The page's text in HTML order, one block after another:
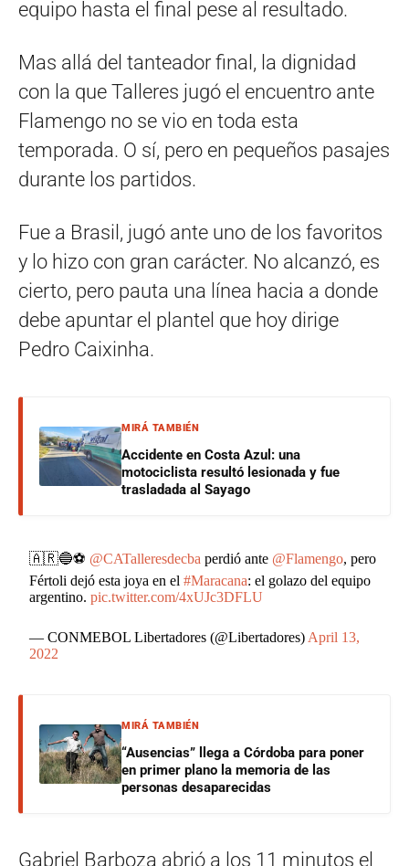
equipo hasta el final pese al resultado.
Mas allá del tanteador final, la dignidad
con la que Talleres jugó el encuentro ante
Flamengo no se vio en toda esta
temporada. O sí, pero en pequeños pasajes
durante los partidos.
Fue a Brasil, jugó ante uno de los favoritos
y lo hizo con gran carácter. No alcanzó, es
cierto, pero pauta una línea hacia a donde
debe apuntar el plantel que hoy dirige
Pedro Caixinha.
MIRÁ TAMBIÉN
Accidente en Costa Azul: una
motociclista resultó lesionada y fue
trasladada al Sayago
🇦🇷🔵⚽ @CATalleresdecba perdió ante @Flamengo, pero
Fértoli dejó esta joya en el#Maracana: el golazo del equipo
argentino.pic.twitter.com/4xUJc3DFLU
— CONMEBOL Libertadores (@Libertadores) April 13,
2022
MIRÁ TAMBIÉN
“Ausencias” llega a Córdoba para poner
en primer plano la memoria de las
personas desaparecidas
Gabriel Barboza abrió a los 11 minutos el